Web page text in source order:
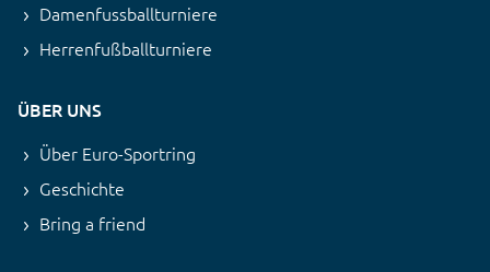
Damenfussballturniere
Herrenfußballturniere
ÜBER UNS
Über Euro-Sportring
Geschichte
Bring a friend